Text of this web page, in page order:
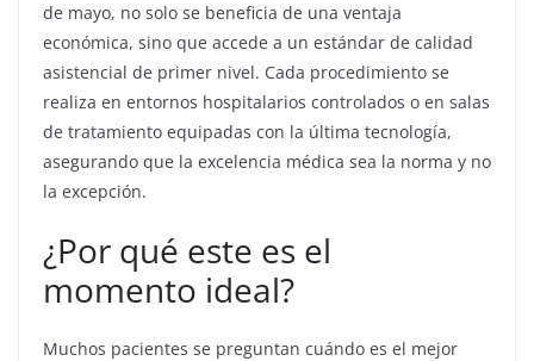
de mayo, no solo se beneficia de una ventaja
económica, sino que accede a un estándar de calidad
asistencial de primer nivel. Cada procedimiento se
realiza en entornos hospitalarios controlados o en salas
de tratamiento equipadas con la última tecnología,
asegurando que la excelencia médica sea la norma y no
la excepción.
¿Por qué este es el
momento ideal?
Muchos pacientes se preguntan cuándo es el mejor